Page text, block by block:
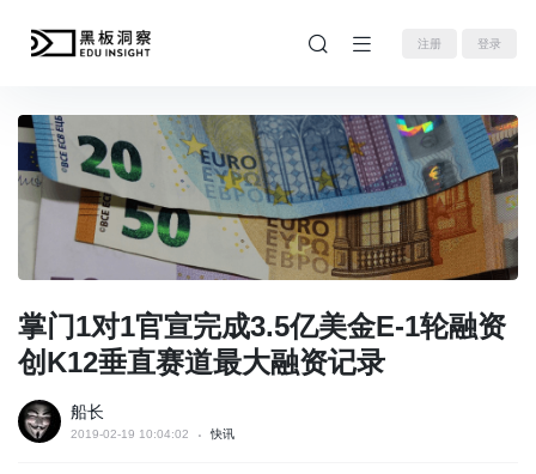
注册 登录
掌门1对1官宣完成3.5亿美金E-1轮融资
创K12垂直赛道最大融资记录
船长
2019-02-19 10:04:02 快讯